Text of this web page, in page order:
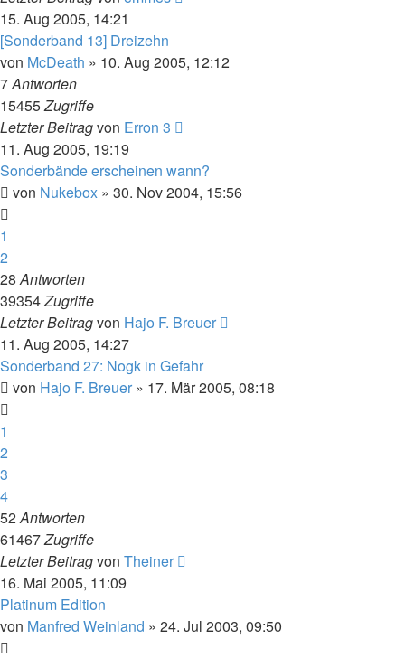
15. Aug 2005, 14:21
[Sonderband 13] Dreizehn
von McDeath » 10. Aug 2005, 12:12
7Antworten
15455Zugriffe
Letzter Beitragvon Erron 3
11. Aug 2005, 19:19
Sonderbände erscheinen wann?
von Nukebox » 30. Nov 2004, 15:56
1
2
28Antworten
39354Zugriffe
Letzter Beitragvon Hajo F. Breuer
11. Aug 2005, 14:27
Sonderband 27: Nogk in Gefahr
von Hajo F. Breuer » 17. Mär 2005, 08:18
1
2
3
4
52Antworten
61467Zugriffe
Letzter Beitragvon Theiner
16. Mai 2005, 11:09
Platinum Edition
von Manfred Weinland » 24. Jul 2003, 09:50